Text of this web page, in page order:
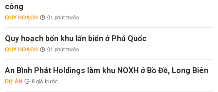
công
QUY HOẠCH 01 phút trước
Quy hoạch bốn khu lấn biển ở Phú Quốc
QUY HOẠCH 01 phút trước
An Bình Phát Holdings làm khu NOXH ở Bồ Đề, Long Biên
DỰ ÁN 8 giờ trước